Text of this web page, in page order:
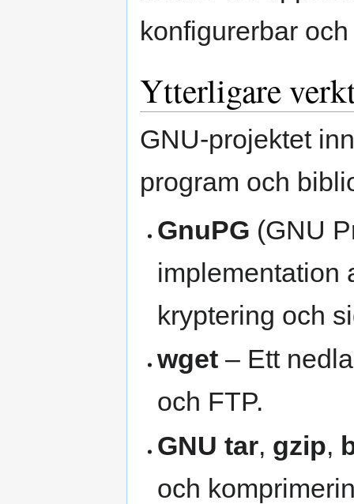
konfigurerbar
Ytterligare
GNU-projektet
program och
GnuPG (GNU
implementation
kryptering och
wget – Ett
och FTP.
GNU tar, gzip,
och